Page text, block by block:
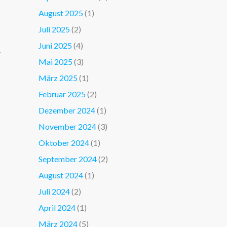
August 2025(1)
Juli 2025(2)
Juni 2025(4)
Mai 2025(3)
März 2025(1)
Februar 2025(2)
Dezember 2024(1)
November 2024(3)
Oktober 2024(1)
September 2024(2)
August 2024(1)
Juli 2024(2)
April 2024(1)
März 2024(5)